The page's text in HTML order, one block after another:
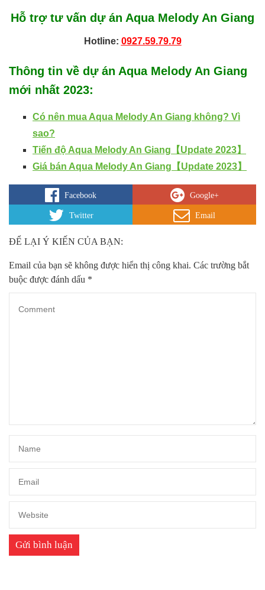
Hỗ trợ tư vấn dự án Aqua Melody An Giang
Hotline: 0927.59.79.79
Thông tin về dự án Aqua Melody An Giang
mới nhất 2023:
Có nên mua Aqua Melody An Giang không? Vì
sao?
Tiến độ Aqua Melody An Giang 【Update 2023】
Giá bán Aqua Melody An Giang 【Update 2023】
Facebook Google+
Twitter Email
ĐỂ LẠI Ý KIẾN CỦA BẠN:
Email của bạn sẽ không được hiển thị công khai. Các trường bắt
buộc được đánh dấu *